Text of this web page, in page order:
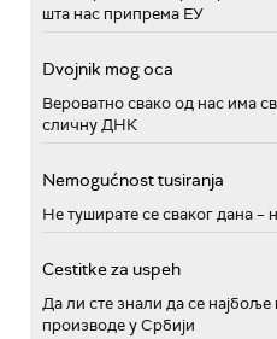
шта нас припрема ЕУ
Dvojnik mog oca
Вероватно свако од нас има
сличну ДНК
Nemogućnost tusiranja
Не туширате се сваког дана –
Cestitke za uspeh
Да ли сте знали да се
производе у Србији